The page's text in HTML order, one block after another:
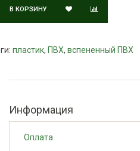
В КОРЗИНУ
пластик, ПВХ, вспененный ПВХ
Информация
Оплата